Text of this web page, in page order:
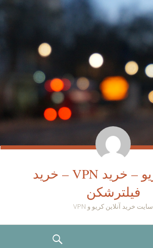
خرید کریو – خرید VPN – خرید
فیلترشکن
سایت خرید آنلاین کریو و VPN